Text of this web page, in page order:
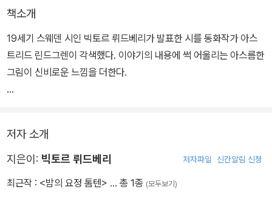
책소개
19세기 스웨덴 시인 빅토르 뤼드베리가 발표한 시를 동화작가 아스
트리드 린드그렌이 각색했다. 이야기의 내용에 썩 어울리는 아스름한
그림이 신비로운 느낌을 더한다.
다. 모두가 잠든 밤이면, 톰텐은 이곳 저곳을 돌아다니며 행복을 지켜
준다. 여러 동물들이나 아이들에게 따뜻한 위로의 말을 속삭여주는
저자 소개
지은이: 빅토르 뤼드베리 저자파일 신간알림 신청
최근작 : <밤의 요정 톰텐> … 총 1종 (모두보기)